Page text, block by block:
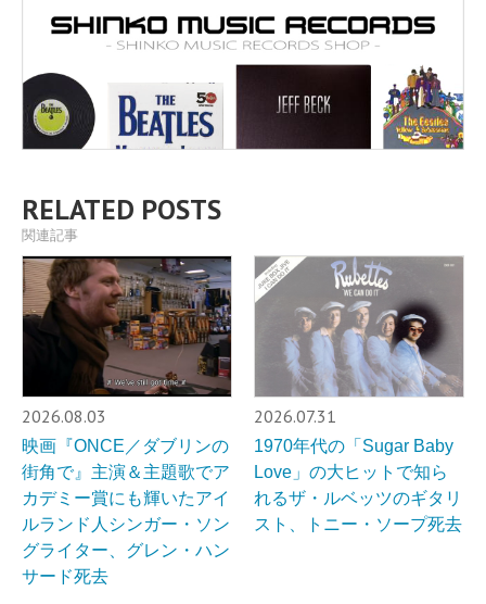
RELATED POSTS
関連記事
2026.08.03
映画『ONCE／ダブリンの
街角で』主演＆主題歌でア
カデミー賞にも輝いたアイ
ルランド人シンガー・ソン
グライター、グレン・ハン
サード死去
2026.07.31
1970年代の「Sugar Baby
Love」の大ヒットで知ら
れるザ・ルベッツのギタリ
スト、トニー・ソープ死去